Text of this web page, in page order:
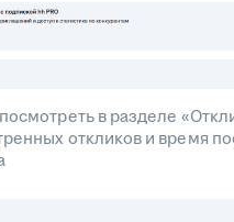
в разделе
откликов и время